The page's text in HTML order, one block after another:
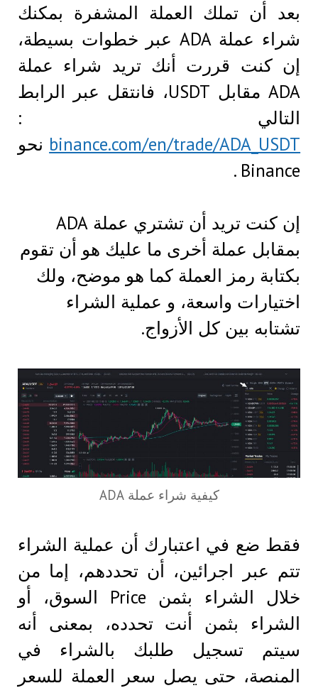
بعد أن تملك العملة المشفرة بمكنك
شراء عملة ADA عبر خطوات بسيطة،
إن كنت قررت أنك تريد شراء عملة
ADA مقابل USDT، فانتقل عبر الرابط
التالي :
binance.com/en/trade/ADA_USDT نحو
Binance .
إن كنت تريد أن تشتري عملة ADA
بمقابل عملة أخرى ما عليك هو أن تقوم
بكتابة رمز العملة كما هو موضح، ولك
اختيارات واسعة، و عملية الشراء
تشتابه بين كل الأزواج.
كيفية شراء عملة ADA
فقط ضع في اعتبارك أن عملية الشراء
تتم عبر اجرائين، أن تحددهم، إما من
خلال الشراء بثمن Price السوق، أو
الشراء بثمن أنت تحدده، بمعنى أنه
سيتم تسجيل طلبك بالشراء في
المنصة، حتى يصل سعر العملة للسعر